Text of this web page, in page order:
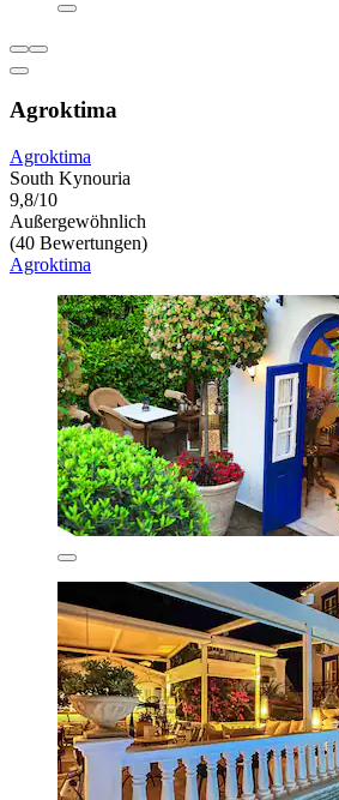
Agroktima
Agroktima
South Kynouria
9,8/10
Außergewöhnlich
(40 Bewertungen)
Agroktima